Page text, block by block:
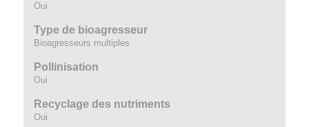
Oui
Type de bioagresseur
Bioagresseurs multiples
Pollinisation
Oui
Recyclage des nutriments
Oui